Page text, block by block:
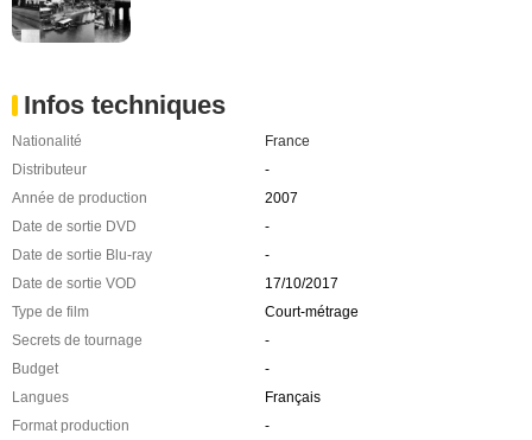
Infos techniques
Nationalité
France
Distributeur
-
Année de production
2007
Date de sortie DVD
-
Date de sortie Blu-ray
-
Date de sortie VOD
17/10/2017
Type de film
Court-métrage
Secrets de tournage
-
Budget
-
Langues
Français
Format production
-